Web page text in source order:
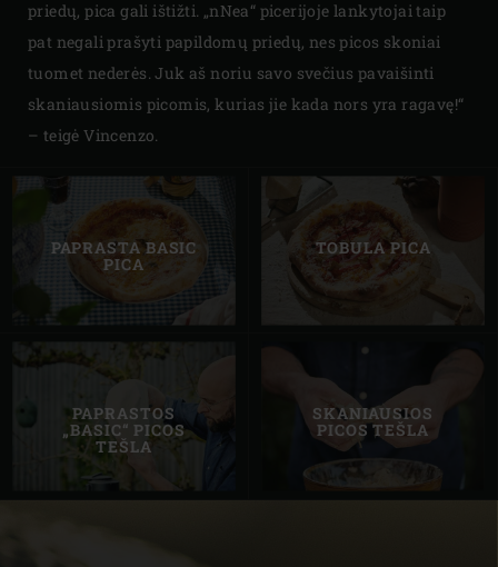
priedų, pica gali ištižti. „nNea“ picerijoje lankytojai taip
pat negali prašyti papildomų priedų, nes picos skoniai
tuomet nederės. Juk aš noriu savo svečius pavaišinti
skaniausiomis picomis, kurias jie kada nors yra ragavę!“
– teigė Vincenzo.
PAPRASTA BASIC
PICA
TOBULA PICA
PAPRASTOS
„BASIC“ PICOS
TEŠLA
SKANIAUSIOS
PICOS TEŠLA